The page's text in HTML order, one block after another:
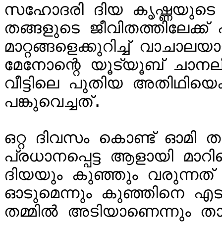
സഹോദരി ദിയ
തങ്ങളുടെ
മാറ്റങ്ങളെക്കുറിച്ച്
മേനോന്റെ യൂട്യൂബ്
വീട്ടിലെ പുതിയ
പങ്കുവെച്ചത്.
ഒറ്റ ദിവസം കൊണ്ട് ഓമി
പ്രധാനപ്പെട്ട ആളായി
ദിയയും കുഞ്ഞും വരുന്നത്
ഓടുമെന്നും കുഞ്ഞിനെ
തമ്മിൽ അടിയാണെന്നും